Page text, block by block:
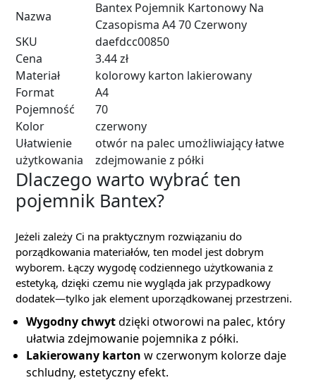
Nazwa
Bantex Pojemnik Kartonowy Na
Czasopisma A4 70 Czerwony
SKU
daefdcc00850
Cena
3.44 zł
Materiał
kolorowy karton lakierowany
Format
A4
Pojemność
70
Kolor
czerwony
Ułatwienie
użytkowania
otwór na palec umożliwiający łatwe
zdejmowanie z półki
Dlaczego warto wybrać ten
pojemnik Bantex?
Jeżeli zależy Ci na praktycznym rozwiązaniu do
porządkowania materiałów, ten model jest dobrym
wyborem. Łączy wygodę codziennego użytkowania z
estetyką, dzięki czemu nie wygląda jak przypadkowy
dodatek—tylko jak element uporządkowanej przestrzeni.
Wygodny chwytdzięki otworowi na palec, który
ułatwia zdejmowanie pojemnika z półki.
Lakierowany karton w czerwonym kolorze daje
schludny, estetyczny efekt.